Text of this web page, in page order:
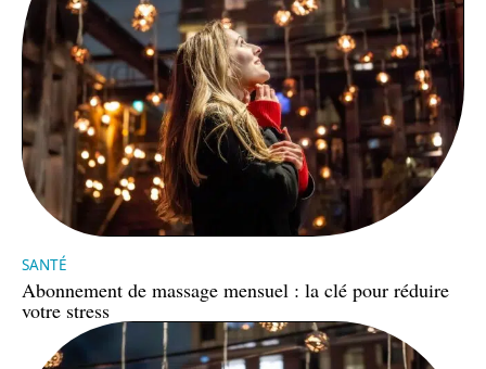
SANTÉ
Abonnement de massage mensuel : la clé pour réduire
votre stress